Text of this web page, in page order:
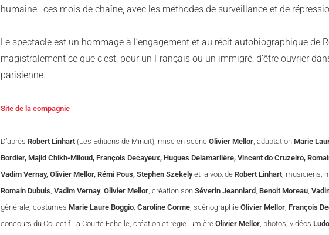
humaine : ces mois de chaîne, avec les méthodes de surveillance et de
Le spectacle est un hommage à l’engagement et au récit autobiographique de
magistralement ce que c’est, pour un Français ou un immigré, d’être ouvrier
parisienne.
Site de la compagnie
D’après Robert Linhart (Les Editions de Minuit), mise en scène Olivier Mellor, adaptation Marie
Bordier, Majid Chikh-Miloud, François Decayeux, Hugues Delamarlière, Vincent do Cruzeiro,
Vadim Vernay, Olivier Mellor, Rémi Pous, Stephen Szekelyet la voix de Robert Linhart, musiciens,
Romain Dubuis, Vadim Vernay, Olivier Mellor, création son Séverin Jeanniard , Benoit Moreau,
générale, costumes Marie Laure Boggio, Caroline Corme, scénographie Olivier Mellor, François
concours du Collectif La Courte Echelle, création et régie lumière Olivier Mellor, photos, vidéos